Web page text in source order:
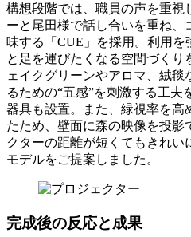
構想段階では、職員の声を重視
ーと尾田様で話し合いを重ね、
味する「CUE」を採用。利用
と足を運びたくなる空間づくり
ェイクグリーンやアロマ、絨
るための“五感”を刺激する工夫
器具も設置。また、緑視率を高
たため、壁面に森の映像を投影
クターの距離が短くてもきれ
モデルをご提案しました。
完成後の反応と成果